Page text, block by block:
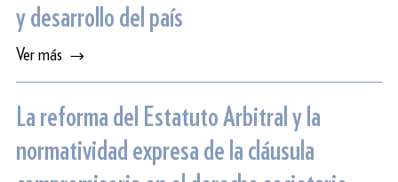
y desarrollo del país
Ver más
La reforma del Estatuto Arbitral y la
normatividad expresa de la cláusula